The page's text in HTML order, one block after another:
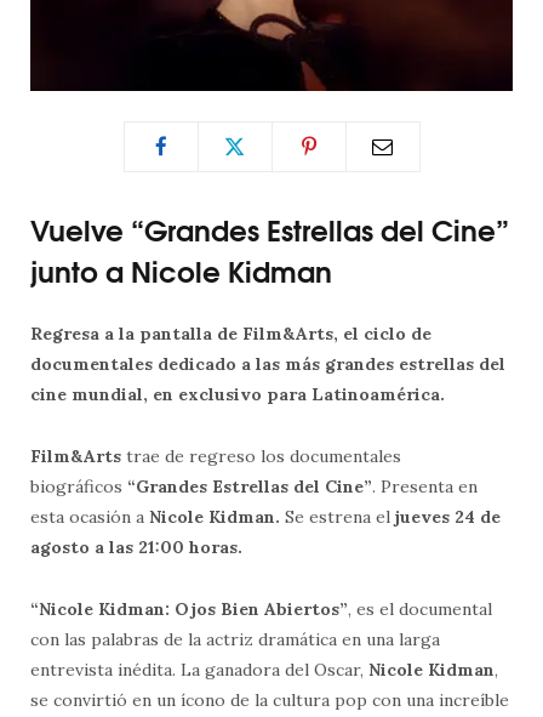
Vuelve “Grandes Estrellas del Cine”
junto a Nicole Kidman
Regresa a la pantalla de Film&Arts, el ciclo de
documentales dedicado a las más grandes estrellas del
cine mundial, en exclusivo para Latinoamérica.
Film&Arts trae de regreso los documentales
biográficos “Grandes Estrellas del Cine”. Presenta en
esta ocasión a Nicole Kidman. Se estrena el jueves 24 de
agosto a las 21:00 horas.
“Nicole Kidman: Ojos Bien Abiertos”, es el documental
con las palabras de la actriz dramática en una larga
entrevista inédita. La ganadora del Oscar, Nicole Kidman,
se convirtió en un ícono de la cultura pop con una increíble